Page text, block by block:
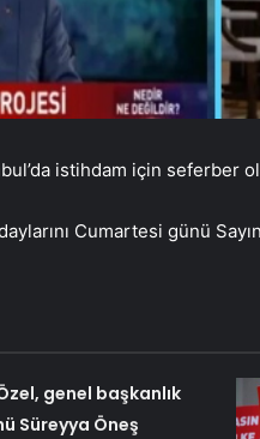
istihdam için seferber
Cumartesi günü
genel başkanlık
Süreyya Öneş